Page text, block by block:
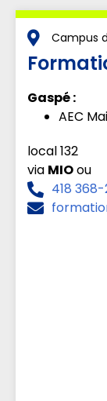
Campus
Gaspé :
AEC
local 132
via MIOou
418 368-